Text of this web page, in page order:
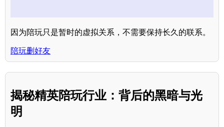
因为陪玩只是暂时的虚拟关系，不需要保持长久的联系。
陪玩删好友
揭秘精英陪玩行业：背后的黑暗与光
明